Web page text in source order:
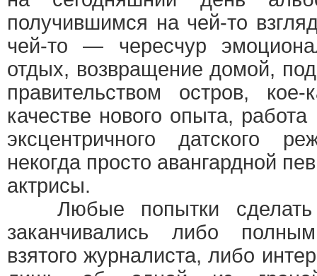
получившимся на чей-то
чей-то — чересчур
отдых, возвращение домой,
правительством остров,
качестве нового опыта,
эксцентричного датского
некогда просто авангардной
актрисы.
Любые попытки сделать
заканчивались либо
взятого журналиста, либо